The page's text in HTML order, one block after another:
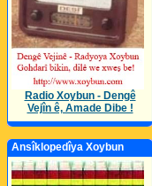
Radio Xoybun - Dengê
Vejîn ê, Amade Dibe !
Ansîklopedîya Xoybun